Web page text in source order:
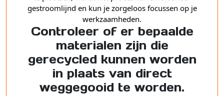
gestroomlijnd en kun je zorgeloos focussen op je
werkzaamheden.
Controleer of er bepaalde
materialen zijn die
gerecycled kunnen worden
in plaats van direct
weggegooid te worden.